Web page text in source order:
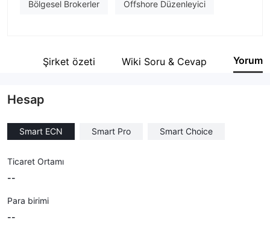
Bölgesel Brokerler Offshore Düzenleyici
Şirket özeti Wiki Soru & Cevap Yorum
Hesap
Smart ECN Smart Pro Smart Choice
Ticaret Ortamı
--
Para birimi
--